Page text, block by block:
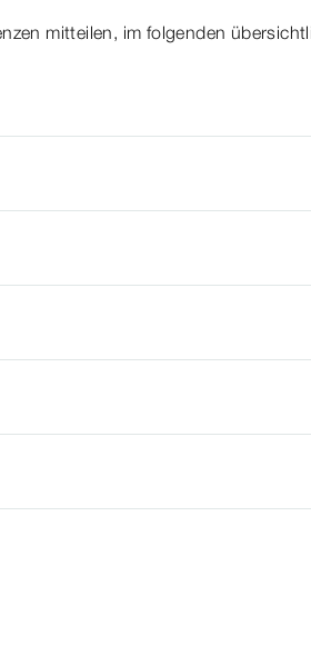
mitteilen, im folgenden